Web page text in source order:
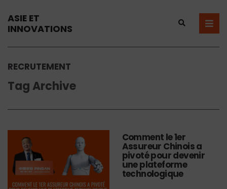
ASIE ET
INNOVATIONS
RECRUTEMENT
Tag Archive
Comment le 1er
Assureur Chinois a
pivoté pour devenir
une plateforme
technologique